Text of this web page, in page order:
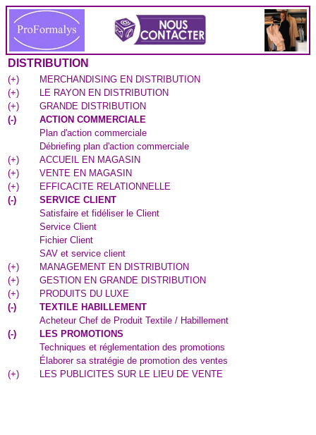
DISTRIBUTION
(+)
MERCHANDISING EN DISTRIBUTION
(+)
LE RAYON EN DISTRIBUTION
(+)
GRANDE DISTRIBUTION
(-)
ACTION COMMERCIALE
Plan d'action commerciale
Débriefing plan d'action commerciale
(+)
ACCUEIL EN MAGASIN
(+)
VENTE EN MAGASIN
(+)
EFFICACITE RELATIONNELLE
(-)
SERVICE CLIENT
Satisfaire et fidéliser le Client
Service Client
Fichier Client
SAV et service client
(+)
MANAGEMENT EN DISTRIBUTION
(+)
GESTION EN GRANDE DISTRIBUTION
(+)
PRODUITS DU LUXE
(-)
TEXTILE HABILLEMENT
Acheteur Chef de Produit Textile / Habillement
(-)
LES PROMOTIONS
Techniques et réglementation des promotions
Élaborer sa stratégie de promotion des ventes
(+) LES PUBLICITES SUR LE LIEU DE VENTE